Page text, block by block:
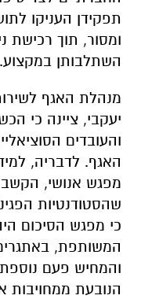
תפקידן העניקו
ומסור, תוך רכישת
השתלבותן במקצוע.
מנהלת האגף
יעקבי, ציינה כי
והעובדים
האגף. לדבריה,
מפגש אנושי,
שהסטודנטיות
כי מפגש הסיכום
המשותפת,
והמחיש פעם
הנובעת ממחויבות